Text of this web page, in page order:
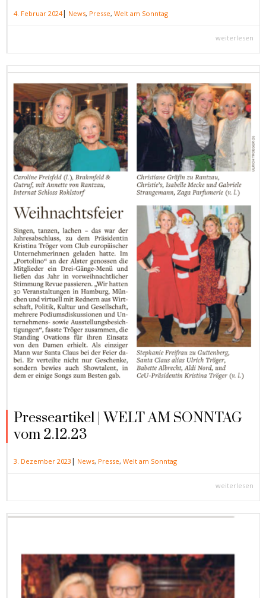
4. Februar 2024| News, Presse, Welt am Sonntag
weiterlesen
Presseartikel | WELT AM SONNTAG
vom 2.12.23
3. Dezember 2023 | News, Presse, Welt am Sonntag
weiterlesen